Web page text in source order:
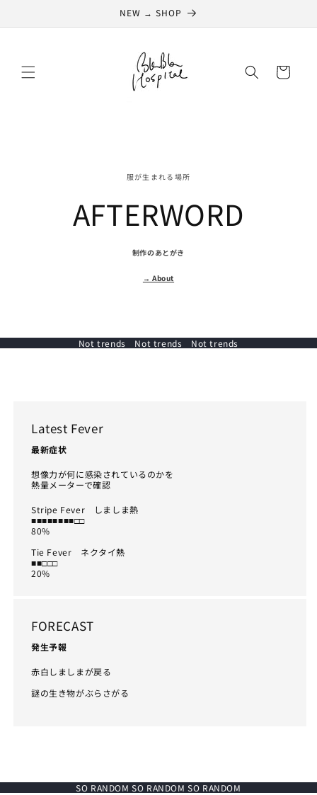
進む
NEW → SHOP
ー
服が生まれる場所
AFTERWORD
制作のあとがき
→ About
Not trends Not trends Not trends
Latest Fever
最新症状
想像力が何に感染されているのかを
熱量メーターで確認
Stripe Fever しましま熱
■■■■■■■■□□
80%
Tie Fever ネクタイ熱
■■□□□
20%
FORECAST
発生予報
赤白しましまが戻る
謎の生き物がぶらさがる
SO RANDOM SO RANDOM SO RANDOM